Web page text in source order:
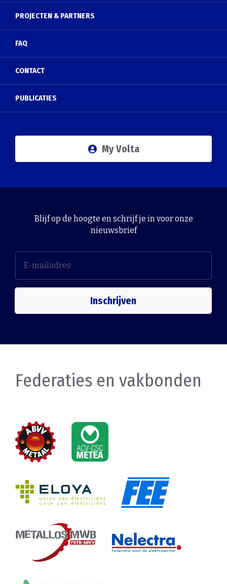
PROJECTEN & PARTNERS
FAQ
CONTACT
PUBLICATIES
My Volta
Blijf op de hoogte en schrijf je in voor onze
nieuwsbrief
Inschrijven
Federaties en vakbonden